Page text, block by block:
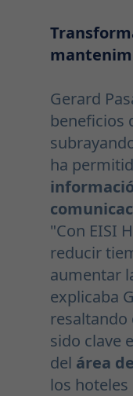
Gerard
beneficios
ha
"Con EISI
reducir
aumentar
explicaba
sido clave
del área
los